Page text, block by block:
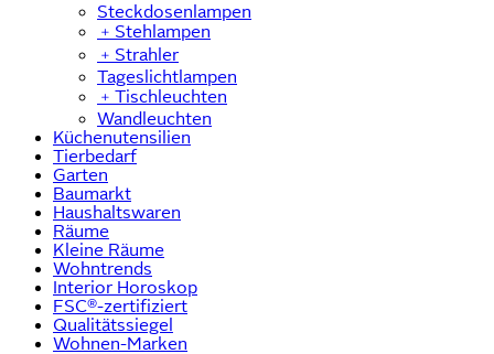
Steckdosenlampen
﹢ Stehlampen
﹢ Strahler
Tageslichtlampen
﹢ Tischleuchten
Wandleuchten
Küchenutensilien
Tierbedarf
Garten
Baumarkt
Haushaltswaren
Räume
Kleine Räume
Wohntrends
Interior Horoskop
FSC®-zertifiziert
Qualitätssiegel
Wohnen-Marken